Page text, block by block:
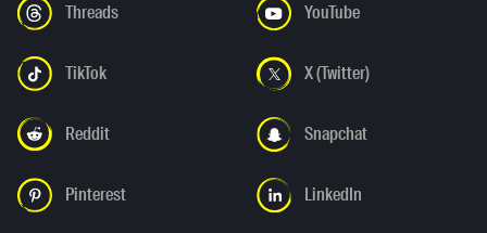
Threads YouTube
TikTok X (Twitter)
Reddit Snapchat
Pinterest LinkedIn